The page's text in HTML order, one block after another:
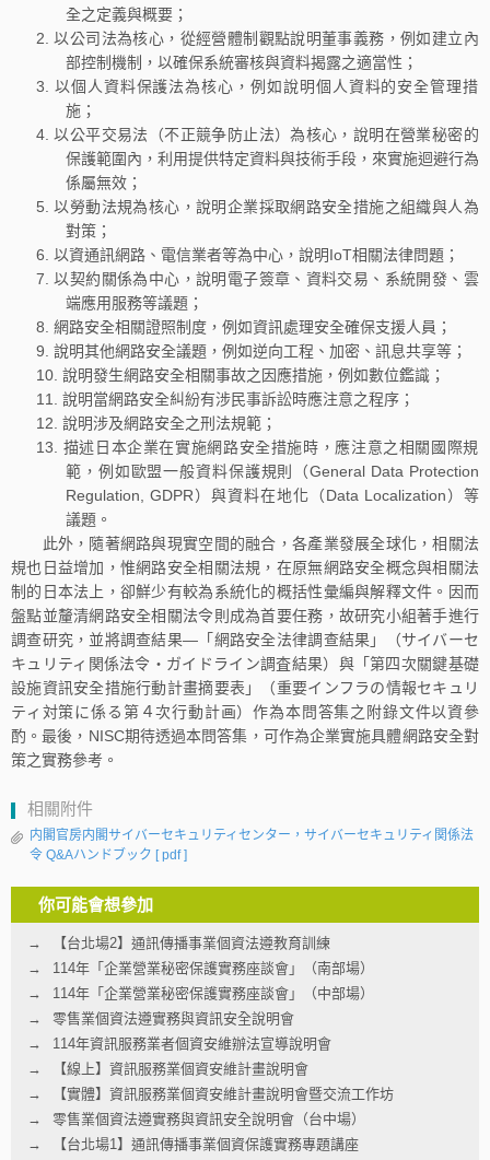
全之定義與概要；
以公司法為核心，從經營體制觀點說明董事義務，例如建立內
部控制機制，以確保系統審核與資料揭露之適當性；
以個人資料保護法為核心，例如說明個人資料的安全管理措
施；
以公平交易法（不正競争防止法）為核心，說明在營業秘密的
保護範圍內，利用提供特定資料與技術手段，來實施迴避行為
係屬無效；
以勞動法規為核心，說明企業採取網路安全措施之組織與人為
對策；
以資通訊網路、電信業者等為中心，說明IoT相關法律問題；
以契約關係為中心，說明電子簽章、資料交易、系統開發、雲
端應用服務等議題；
網路安全相關證照制度，例如資訊處理安全確保支援人員；
說明其他網路安全議題，例如逆向工程、加密、訊息共享等；
說明發生網路安全相關事故之因應措施，例如數位鑑識；
說明當網路安全糾紛有涉民事訴訟時應注意之程序；
說明涉及網路安全之刑法規範；
描述日本企業在實施網路安全措施時，應注意之相關國際規
範，例如歐盟一般資料保護規則（General Data Protection
Regulation, GDPR）與資料在地化（Data Localization）等
議題。
此外，隨著網路與現實空間的融合，各產業發展全球化，相關法
規也日益增加，惟網路安全相關法規，在原無網路安全概念與相關法
制的日本法上，卻鮮少有較為系統化的概括性彙編與解釋文件。因而
盤點並釐清網路安全相關法令則成為首要任務，故研究小組著手進行
調查研究，並將調查結果—「網路安全法律調查結果」（サイバーセ
キュリティ関係法令・ガイドライン調査結果）與「第四次關鍵基礎
設施資訊安全措施行動計畫摘要表」（重要インフラの情報セキュリ
ティ対策に係る第４次行動計画）作為本問答集之附錄文件以資參
酌。最後，NISC期待透過本問答集，可作為企業實施具體網路安全對
策之實務參考。
相關附件
内閣官房内閣サイバーセキュリティセンター，サイバーセキュリティ関係法
令 Q&Aハンドブック [ pdf ]
你可能會想參加
【台北場2】通訊傳播事業個資法遵教育訓練
114年「企業營業秘密保護實務座談會」（南部場）
114年「企業營業秘密保護實務座談會」（中部場）
零售業個資法遵實務與資訊安全說明會
114年資訊服務業者個資安維辦法宣導說明會
【線上】資訊服務業個資安維計畫說明會
【實體】資訊服務業個資安維計畫說明會暨交流工作坊
零售業個資法遵實務與資訊安全說明會（台中場）
【台北場1】通訊傳播事業個資保護實務專題講座